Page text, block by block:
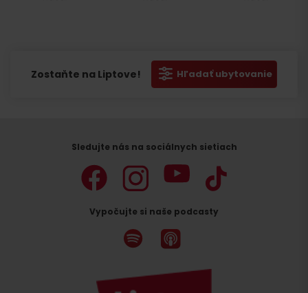
Zostaňte na Liptove! Hľadať ubytovanie
Sledujte nás na sociálnych sietiach
Vypočujte si naše podcasty